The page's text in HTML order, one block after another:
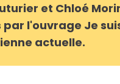
et Chloé
l'ouvrage Je
actuelle.